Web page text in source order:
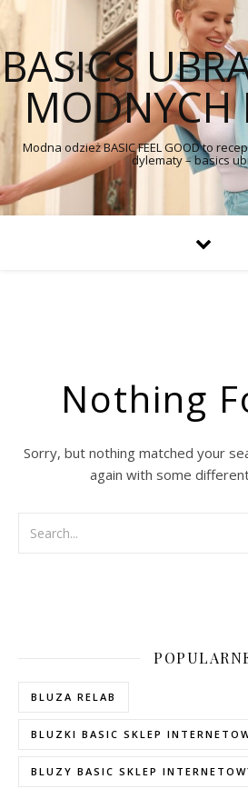
BASICS
MODNYCH
Modna odzież BASIC FEEL GOOD to
dylematy – basics
Nothing
Sorry, but nothing matched your
again with some
BLUZA RELAB
BLUZKI BASIC SKLEP
BLUZY BASIC SKLEP